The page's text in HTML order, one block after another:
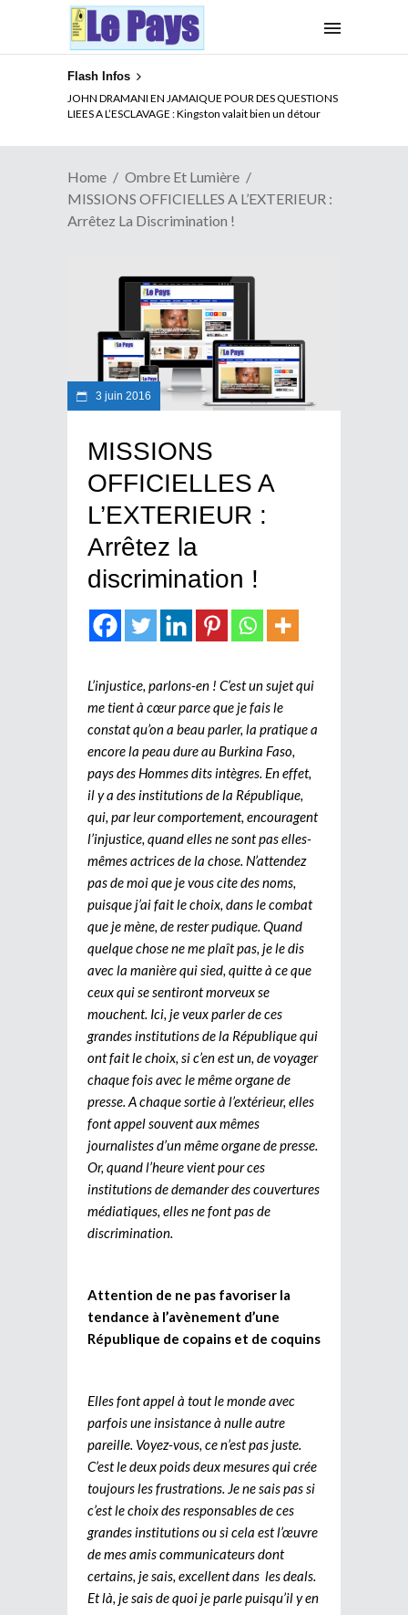
Flash Infos
JOHN DRAMANI EN JAMAIQUE POUR DES QUESTIONS
LIEES A L’ESCLAVAGE : Kingston valait bien un détour
ELECTION DE TALON A LA TETE DU SENAT BENINOIS :
Quand Patrice quitte le pouvoir sans partir !
Home
Ombre Et Lumière
MISSIONS OFFICIELLES A L’EXTERIEUR :
Arrêtez La Discrimination !
3 juin 2016
MISSIONS
OFFICIELLES A
L’EXTERIEUR :
Arrêtez la
discrimination !
L’injustice, parlons-en ! C’est un sujet qui
me tient à cœur parce que je fais le
constat qu’on a beau parler, la pratique a
encore la peau dure au Burkina Faso,
pays des Hommes dits intègres. En effet,
il y a des institutions de la République,
qui, par leur comportement, encouragent
l’injustice, quand elles ne sont pas elles-
mêmes actrices de la chose. N’attendez
pas de moi que je vous cite des noms,
puisque j’ai fait le choix, dans le combat
que je mène, de rester pudique. Quand
quelque chose ne me plaît pas, je le dis
avec la manière qui sied, quitte à ce que
ceux qui se sentiront morveux se
mouchent. Ici, je veux parler de ces
grandes institutions de la République qui
ont fait le choix, si c’en est un, de voyager
chaque fois avec le même organe de
presse. A chaque sortie à l’extérieur, elles
font appel souvent aux mêmes
journalistes d’un même organe de presse.
Or, quand l’heure vient pour ces
institutions de demander des couvertures
médiatiques, elles ne font pas de
discrimination.
Attention de ne pas favoriser la
tendance à l’avènement d’une
République de copains et de coquins
Elles font appel à tout le monde avec
parfois une insistance à nulle autre
pareille. Voyez-vous, ce n’est pas juste.
C’est le deux poids deux mesures qui crée
toujours les frustrations. Je ne sais pas si
c’est le choix des responsables de ces
grandes institutions ou si cela est l’œuvre
de mes amis communicateurs dont
certains, je sais, excellent dans les deals.
Et là, je sais de quoi je parle puisqu’il y en